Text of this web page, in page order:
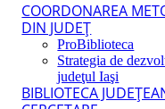
COORDONAREA
DIN JUDEŢ
ProBiblioteca
Strategia de
judeţul Iaşi
BIBLIOTECA